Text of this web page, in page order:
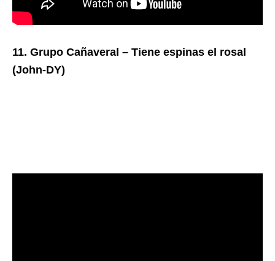
11. Grupo Cañaveral – Tiene espinas el rosal
(John-DY)